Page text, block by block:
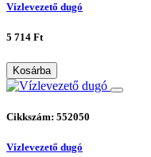
Vízlevezető dugó
5 714 Ft
Kosárba
Cikkszám: 552050
Vízlevezető dugó